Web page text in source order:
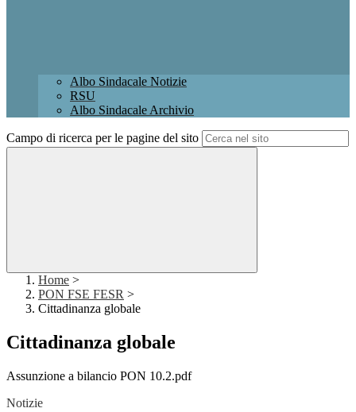
Albo Sindacale Notizie
RSU
Albo Sindacale Archivio
Campo di ricerca per le pagine del sito
Home >
PON FSE FESR >
Cittadinanza globale
Cittadinanza globale
Assunzione a bilancio PON 10.2.pdf
Notizie